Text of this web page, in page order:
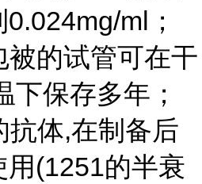
ml；
被的试管可在干
下保存多年；
抗体,在制备后
(1251的半衰